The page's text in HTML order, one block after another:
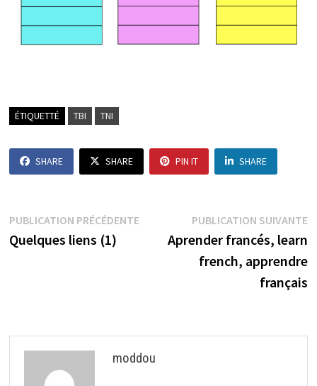
ÉTIQUETTÉ TBI TNI
SHARE SHARE PIN IT SHARE
Navigation
de
PUBLICATION PRÉCÉDENTEPublication
précédente :
Quelques liens (1)
PUBLICATION SUIVANTE
Aprender francés, learn
french, apprendre
français
moddou